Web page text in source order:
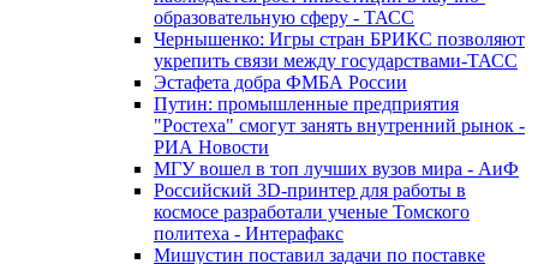
образовательную сферу - ТАСС
Чернышенко: Игры стран БРИКС позволяют
укрепить связи между государствами-ТАСС
Эстафета добра ФМБА России
Путин: промышленные предприятия
"Ростеха" смогут занять внутренний рынок -
РИА Новости
МГУ вошел в топ лучших вузов мира - АиФ
Российский 3D-принтер для работы в
космосе разработали ученые Томского
политеха - Интерафакс
Мишустин поставил задачи по поставке